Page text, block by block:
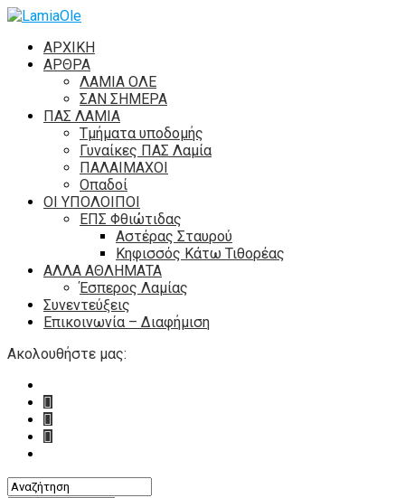
ΑΡΧΙΚΗ
ΑΡΘΡΑ
ΛΑΜΙΑ ΟΛΕ
ΣΑΝ ΣΗΜΕΡΑ
ΠΑΣ ΛΑΜΙΑ
Τμήματα υποδομής
Γυναίκες ΠΑΣ Λαμία
ΠΑΛΑΙΜΑΧΟΙ
Οπαδοί
ΟΙ ΥΠΟΛΟΙΠΟΙ
ΕΠΣ Φθιώτιδας
Αστέρας Σταυρού
Κηφισσός Κάτω Τιθορέας
ΑΛΛΑ ΑΘΛΗΜΑΤΑ
Έσπερος Λαμίας
Συνεντεύξεις
Επικοινωνία – Διαφήμιση
Ακολουθήστε μας: